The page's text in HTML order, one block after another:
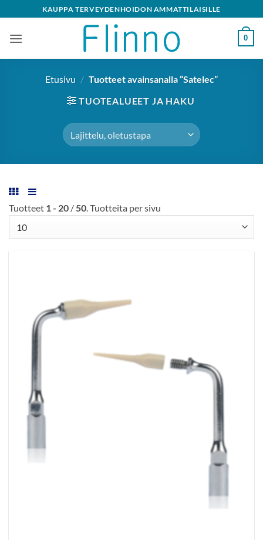
to
content
KAUPPA TERVEYDENHOIDON AMMATTILAISILLE
0
Etusivu / Tuotteet avainsanalla “Satelec”
TUOTEALUEET JA HAKU
Tuotteet 1 - 20 /50. Tuotteita per sivu